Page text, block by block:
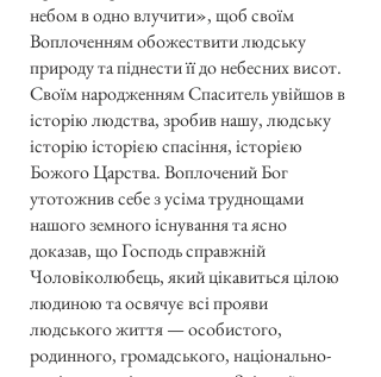
небом в одно влучити», щоб своїм
Воплоченням обожествити людську
природу та піднести її до небесних висот.
Своїм народженням Спаситель увійшов в
історію людства, зробив нашу, людську
історію історією спасіння, історією
Божого Царства. Воплочений Бог
утотожнив себе з усіма труднощами
нашого земного існування та ясно
доказав, що Господь справжній
Чоловіколюбець, який цікавиться цілою
людиною та освячує всі прояви
людського життя — особистого,
родинного, громадського, національно-